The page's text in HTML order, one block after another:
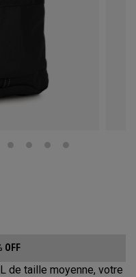
OFF
de taille moyenne, votre